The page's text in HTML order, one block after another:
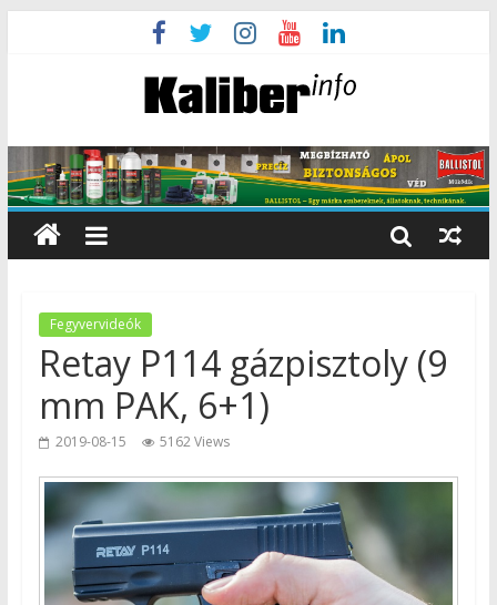
Fegyvervideók
Retay P114 gázpisztoly (9
mm PAK, 6+1)
2019-08-15 5162 Views